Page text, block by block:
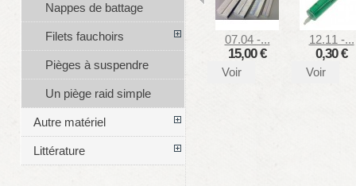
07.04 -...
15,00 €
Voir
12.11 -...
0,30 €
Voir
Nappes de battage
Filets fauchoirs
Pièges à suspendre
Un piège raid simple
Autre matériel
Littérature